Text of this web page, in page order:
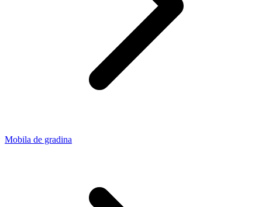
Mobila de gradina